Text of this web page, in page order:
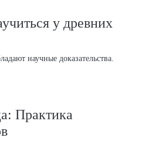
у древних
научные доказательства.
Практика